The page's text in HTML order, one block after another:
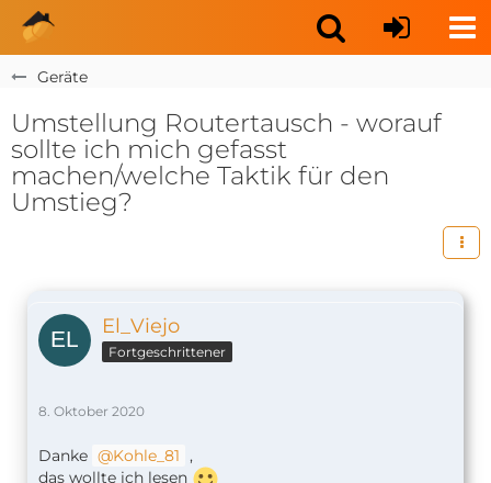
Geräte
Umstellung Routertausch - worauf
sollte ich mich gefasst
machen/welche Taktik für den
Umstieg?
El_Viejo
Fortgeschrittener
8. Oktober 2020
Danke Kohle_81 ,
das wollte ich lesen